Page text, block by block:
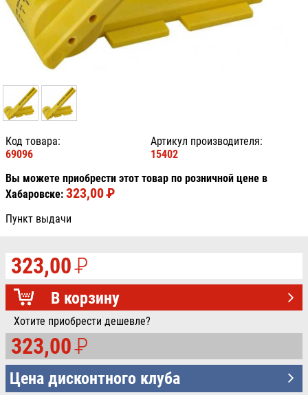
Код товара:
69096
Артикул производителя:
15402
Вы можете приобрести этот товар по розничной цене в
Хабаровске: 323,00PУБ.
Пункт выдачи
323,00P
УБ.
В корзину
Хотите приобрести дешевле?
323,00P
УБ.
Цена дисконтного клуба